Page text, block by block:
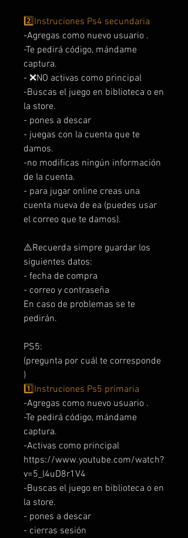
2️⃣Instruciones Ps4 secundaria
-Agregas como nuevo usuario .
-Te pedirá código, mándame
captura.
- ❌NO activas como principal
-Buscas el juego en biblioteca o en
la store.
- pones a descar
- juegas con la cuenta que te
damos.
-no modificas ningún información
de la cuenta.
- para jugar online creas una
cuenta nueva de ea (puedes usar
el correo que te damos).
⚠️Recuerda simpre guardar los
siguientes datos:
- fecha de compra
- correo y contraseña
En caso de problemas se te
pedirán.
PS5:
(pregunta por cuál te corresponde
)
1️⃣Instruciones Ps5 primaria
-Agregas como nuevo usuario .
-Te pedirá código, mándame
captura.
-Activas como principal
https://www.youtube.com/watch?
v=5_l4uD8r1V4
-Buscas el juego en biblioteca o en
la store.
- pones a descar
- cierras sesión